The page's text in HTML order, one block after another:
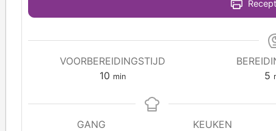
VOORBEREIDINGSTIJD
10 min
5
GANG
KEUKEN